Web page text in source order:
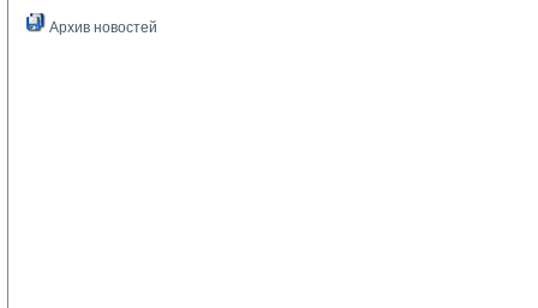
Архив новостей